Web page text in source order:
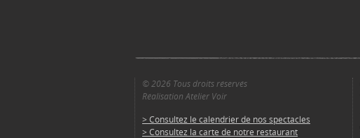
© 2026 Tous droits réservés
Réalisation Atelier Voir
> Consultez le calendrier de nos spectacles
> Consultez la carte de notre restaurant